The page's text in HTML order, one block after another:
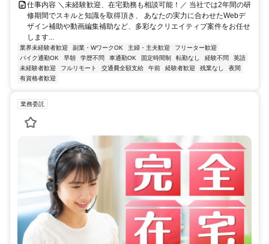
仕事内容 ＼未経験歓迎、在宅勤務も相談可能！／ 当社では2年間の研
修期間でスキルと知識を取得頂き、 あなたの実力に合わせたWebデ
ザイン補助や動画編集補助など、多彩なクリエイティブ案件をお任せ
します...
業界未経験者歓迎 副業・WワークOK 主婦・主夫歓迎
フリーター歓迎
バイク通勤OK
早朝 学歴不問 車通勤OK 固定時間制 転勤なし 経験不問
英語
未経験者歓迎
フルリモート 交通費全額支給 午前 経験者歓迎 残業なし
夜間
有資格者歓迎
業務委託